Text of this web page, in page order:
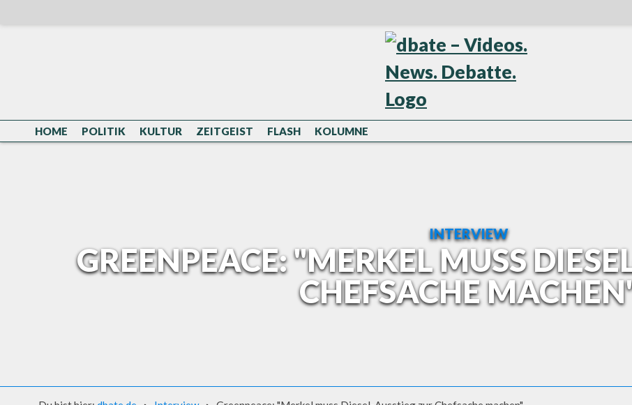
HOME POLITIK KULTUR ZEITGEIST FLASH KOLUMNE
INTERVIEW
GREENPEACE: "MERKEL MUSS
CHEFSACHE